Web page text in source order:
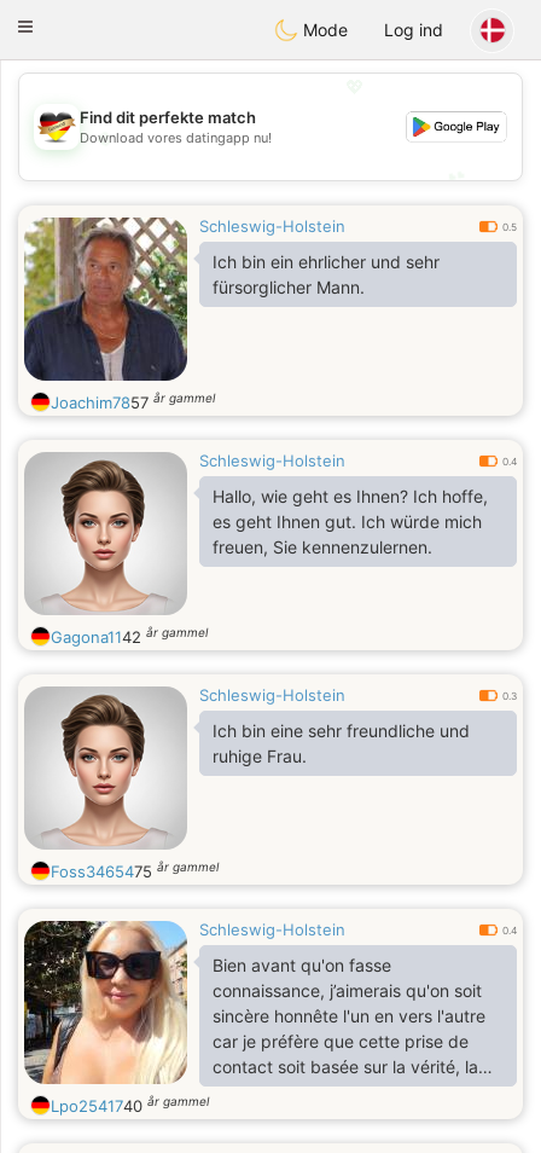
DeutschDating
Toggle
Mode Log ind
💖
💕
Find dit perfekte match
Download vores datingapp nu!
Schleswig-Holstein 0.5
Ich bin ein ehrlicher und sehr
fürsorglicher Mann.
Joachim7857 år gammel
Schleswig-Holstein 0.4
Hallo, wie geht es Ihnen? Ich hoffe,
es geht Ihnen gut. Ich würde mich
freuen, Sie kennenzulernen.
Gagona1142 år gammel
Schleswig-Holstein 0.3
Ich bin eine sehr freundliche und
ruhige Frau.
Foss3465475 år gammel
Schleswig-Holstein 0.4
Bien avant qu'on fasse
connaissance, j’aimerais qu'on soit
sincère honnête l'un en vers l'autre
car je préfère que cette prise de
contact soit basée sur la vérité, la
sincérité, etc.
Lpo2541740 år gammel